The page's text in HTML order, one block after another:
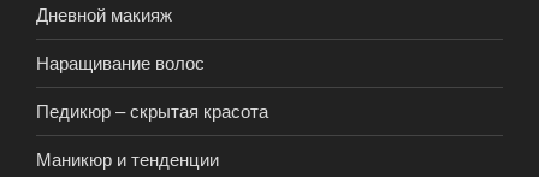
Дневной макияж
Наращивание волос
Педикюр – скрытая красота
Маникюр и тенденции